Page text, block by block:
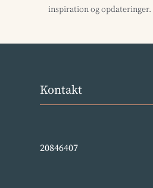
inspiration og opdateringer.
Kontakt
20846407